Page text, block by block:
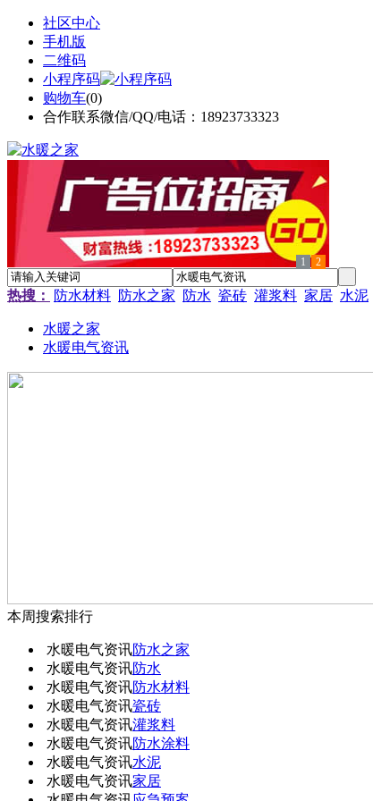
社区中心
手机版
二维码
小程序码
购物车(0)
合作联系微信/QQ/电话：18923733323
1 2
热搜： 防水材料 防水之家 防水 瓷砖 灌浆料 家居 水泥
水暖之家
水暖电气资讯
本周搜索排行
水暖电气资讯防水之家
水暖电气资讯防水
水暖电气资讯防水材料
水暖电气资讯瓷砖
水暖电气资讯灌浆料
水暖电气资讯防水涂料
水暖电气资讯水泥
水暖电气资讯家居